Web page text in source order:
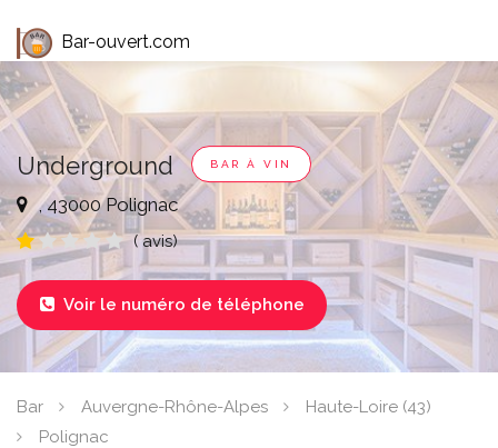
Bar-ouvert.com
Underground BAR À VIN
, 43000 Polignac
( avis)
 Voir le numéro de téléphone
Bar Auvergne-Rhône-Alpes
Haute-Loire (43)
Polignac